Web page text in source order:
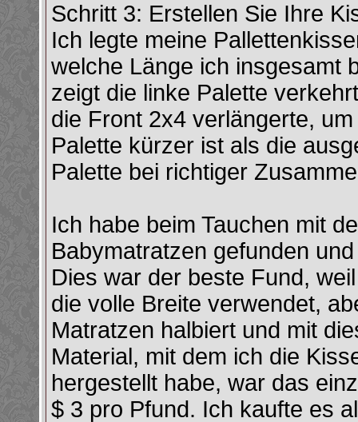
Schritt 3: Erstellen Sie Ihre
Ich legte meine
welche Länge ich insgesamt
zeigt die linke Palette
die Front 2x4 verlängerte,
Palette kürzer ist als die
Palette bei richtiger
Ich habe beim Tauchen mit
Babymatratzen gefunden
Dies war der beste Fund,
die volle Breite verwendet,
Matratzen halbiert und mit
Material, mit dem ich die
hergestellt habe, war das
$ 3 pro Pfund. Ich kaufte es